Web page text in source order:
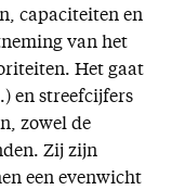
capaciteiten en
van het
Het gaat
en streefcijfers
zowel de
Zij zijn
een evenwicht